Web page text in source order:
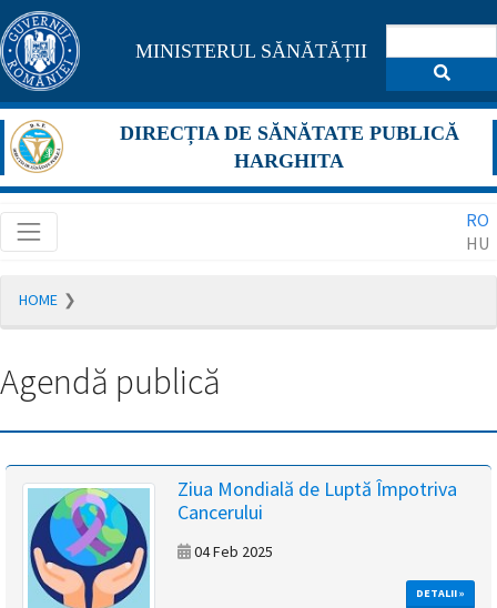
Pagina
maghiară
se
află
în
construcție
Redirecționare
română
în
secunde.
magyar
nyelvű
MINISTERUL SĂNĂTĂȚII
DIRECȚIA DE SĂNĂTATE PUBLICĂ
HARGHITA
RO
HU
HOME
Agendă publică
Ziua Mondială de Luptă Împotriva
Cancerului
04 Feb 2025
DETALII »